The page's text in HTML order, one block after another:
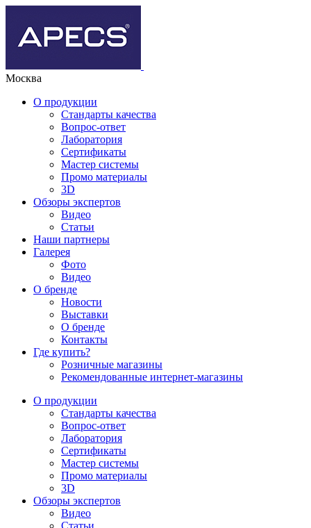
Москва
О продукции
Стандарты качества
Вопрос-ответ
Лаборатория
Сертификаты
Мастер системы
Промо материалы
3D
Обзоры экспертов
Видео
Статьи
Наши партнеры
Галерея
Фото
Видео
О бренде
Новости
Выставки
О бренде
Контакты
Где купить?
Розничные магазины
Рекомендованные интернет-магазины
О продукции
Стандарты качества
Вопрос-ответ
Лаборатория
Сертификаты
Мастер системы
Промо материалы
3D
Обзоры экспертов
Видео
Статьи